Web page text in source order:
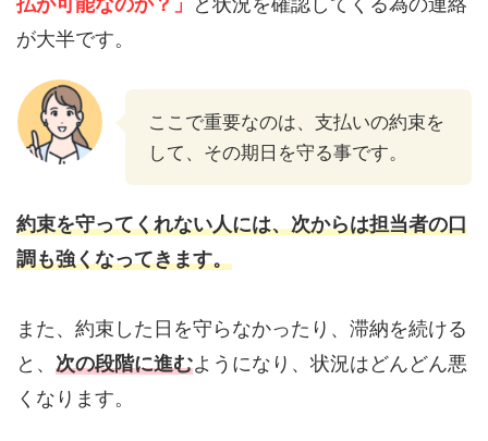
が大半です。
ここで重要なのは、支払いの約束を
して、その期日を守る事です。
約束を守ってくれない人には、次からは担当者の口
調も強くなってきます。
また、約束した日を守らなかったり、滞納を続ける
と、 次の段階に進むようになり、状況はどんどん悪
くなります。